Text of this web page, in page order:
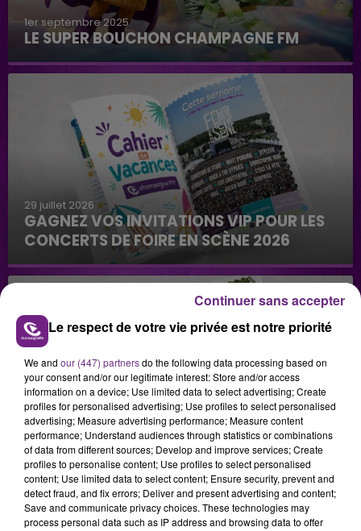
1er septembre 2025
LE SUPER BOUCHON CHAMPAGNE FM
29 juillet 2026
GAGNEZ VOS INVITATIONS VIP POUR LES
CONCERTS DE FOIRE EN SCÈNE 2026
29 juillet 2026
GAGNEZ VOTRE SÉJOUR AU CENTER
PARCS DU LAC D’AILETTE AVEC
CHAMPAGNE FM
LES PODCASTS
Le respect de votre vie privée est notre priorité
We and our (447) partnersdo the following data processing based on
your consent and/or our legitimate interest: Store and/or access
information on a device; Use limited data to select advertising; Create
profiles for personalised advertising; Use profiles to select personalised
advertising; Measure advertising performance; Measure content
performance; Understand audiences through statistics or combinations
of data from different sources; Develop and improve services; Create
profiles to personalise content; Use profiles to select personalised
content; Use limited data to select content; Ensure security, prevent and
detect fraud, and fix errors; Deliver and present advertising and content;
Save and communicate privacy choices. These technologies may
process personal data such as IP address and browsing data to offer
Continuer sans accepter